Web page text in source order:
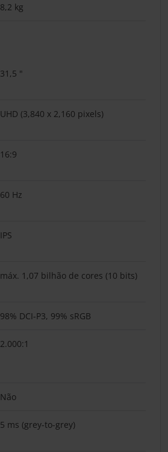
8,2 kg
31,5 "
UHD (3,840 x 2,160 pixels)
16:9
60 Hz
IPS
máx. 1,07 bilhão de cores (10 bits)
98% DCI-P3, 99% sRGB
2.000:1
Não
5 ms (grey-to-grey)